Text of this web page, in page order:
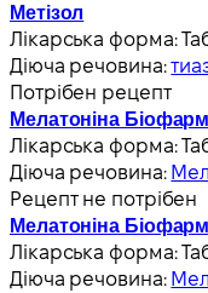
Метізол
Лікарська форма:
Діюча речовина:
Потрібен рецепт
Мелатоніна Біофарм
Лікарська форма:
Діюча речовина:
Рецепт не потрібен
Мелатоніна Біофарм
Лікарська форма:
Діюча речовина: